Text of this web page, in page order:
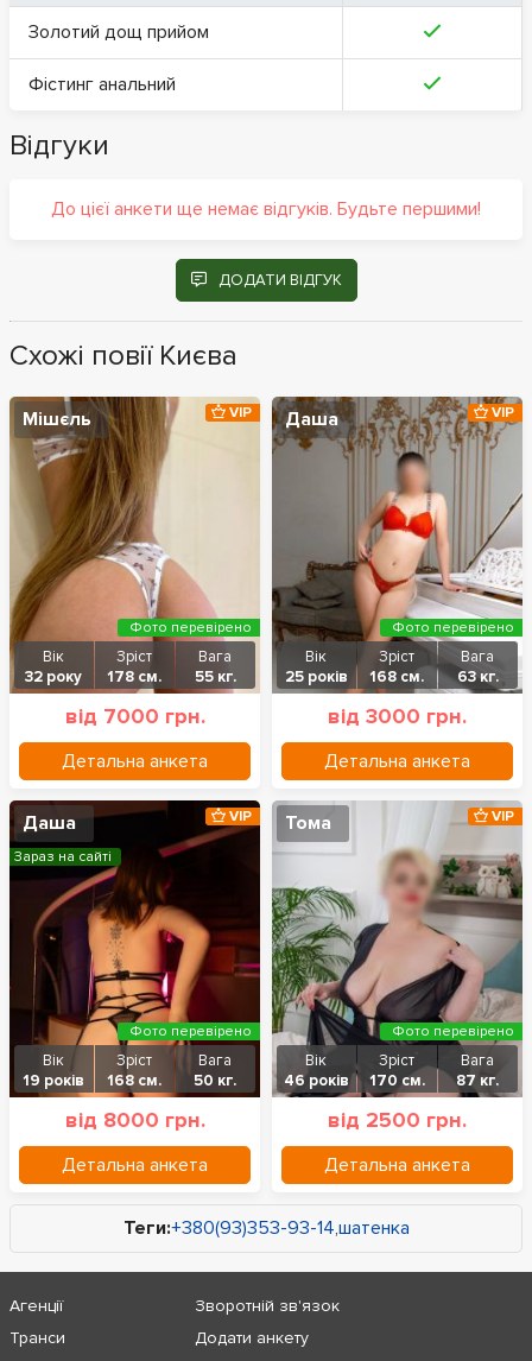
Золотий дощ прийом
Фістинг анальний
Відгуки
До цієї анкети ще немає відгуків. Будьте першими!
ДОДАТИ ВІДГУК
Схожі повії Києва
Мішєль
Вік
32 року
Зріст
178 см.
Вага
55 кг.
від 7000 грн.
Детальна анкета
VIP
Фото перевірено
Даша
Вік
25 років
Зріст
168 см.
Вага
63 кг.
від 3000 грн.
Детальна анкета
VIP
Фото перевірено
Даша
Вік
19 років
Зріст
168 см.
Вага
50 кг.
від 8000 грн.
Детальна анкета
VIP
Зараз на сайті
Фото перевірено
Тома
Вік
46 років
Зріст
170 см.
Вага
87 кг.
від 2500 грн.
Детальна анкета
VIP
Фото перевірено
Теги:+380(93)353-93-14,шатенка
Агенції
Транси
Зворотній зв'язок
Додати анкету